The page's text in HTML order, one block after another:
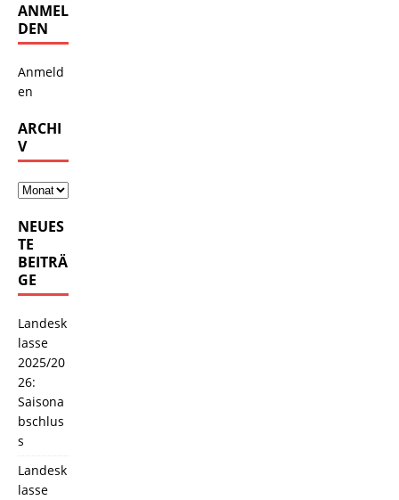
ANMEL
DEN
Anmeld
en
ARCHI
V
NEUES
TE
BEITRÄ
GE
Landesk
lasse
2025/20
26:
Saisona
bschlus
s
Landesk
lasse